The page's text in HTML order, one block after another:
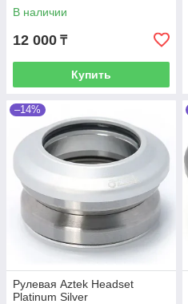
В наличии
12 000 ₸
Купить
–14%
Рулевая Aztek Headset
Platinum Silver